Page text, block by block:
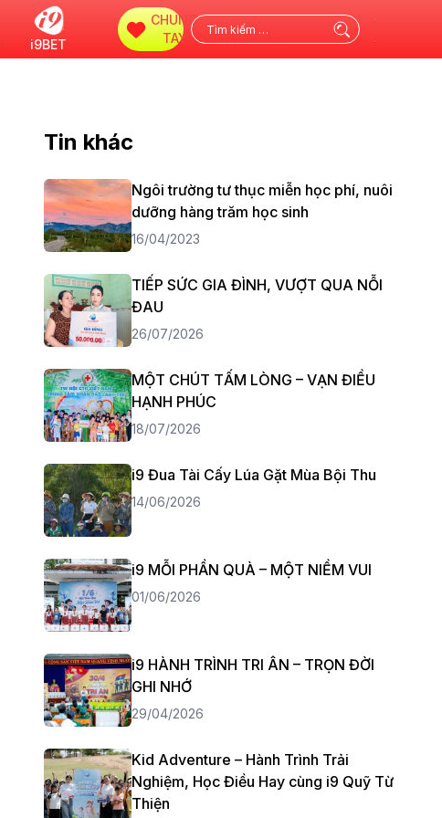
i9BET
CHUNG
TAY
kiếm
Tin khác
Ngôi trường tư thục miễn học phí, nuôi
dưỡng hàng trăm học sinh
16/04/2023
TIẾP SỨC GIA ĐÌNH, VƯỢT QUA NỖI
ĐAU
26/07/2026
MỘT CHÚT TẤM LÒNG – VẠN ĐIỀU
HẠNH PHÚC
18/07/2026
i9 Đua Tài Cấy Lúa Gặt Mùa Bội Thu
14/06/2026
i9 MỖI PHẦN QUÀ – MỘT NIỀM VUI
01/06/2026
i9 HÀNH TRÌNH TRI ÂN – TRỌN ĐỜI
GHI NHỚ
29/04/2026
Kid Adventure – Hành Trình Trải
Nghiệm, Học Điều Hay cùng i9 Quỹ Từ
Thiện